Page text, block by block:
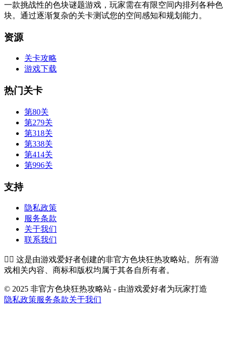
一款挑战性的色块谜题游戏，玩家需在有限空间内排列各种色
块。通过逐渐复杂的关卡测试您的空间感知和规划能力。
资源
关卡攻略
游戏下载
热门关卡
第80关
第279关
第318关
第338关
第414关
第996关
支持
隐私政策
服务条款
关于我们
联系我们
👉🏻 这是由游戏爱好者创建的非官方色块狂热攻略站。所有游
戏相关内容、商标和版权均属于其各自所有者。
© 2025 非官方色块狂热攻略站 - 由游戏爱好者为玩家打造
隐私政策服务条款关于我们